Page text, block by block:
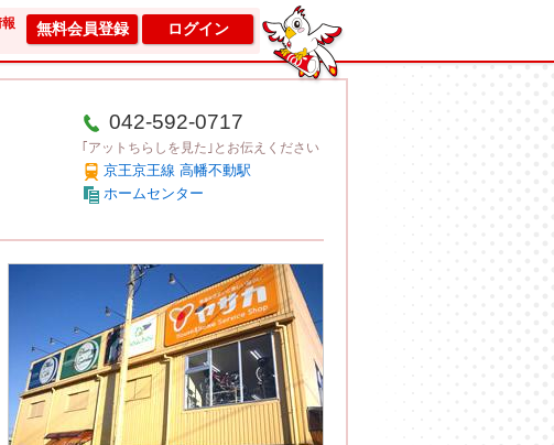
無料会員登録 ログイン
042-592-0717
｢アットちらしを見た｣とお伝えください
京王京王線 高幡不動駅
ホームセンター